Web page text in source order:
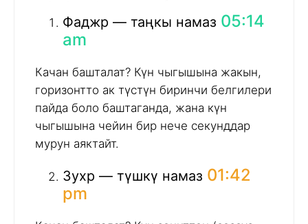
Фаджр — таңкы намаз 05:14
am
Качан башталат? Күн чыгышына жакын,
горизонтто ак түстүн биринчи белгилери
пайда боло баштаганда, жана күн
чыгышына чейин бир нече секунддар
мурун аяктайт.
Зухр — түшкү намаз 01:42
pm